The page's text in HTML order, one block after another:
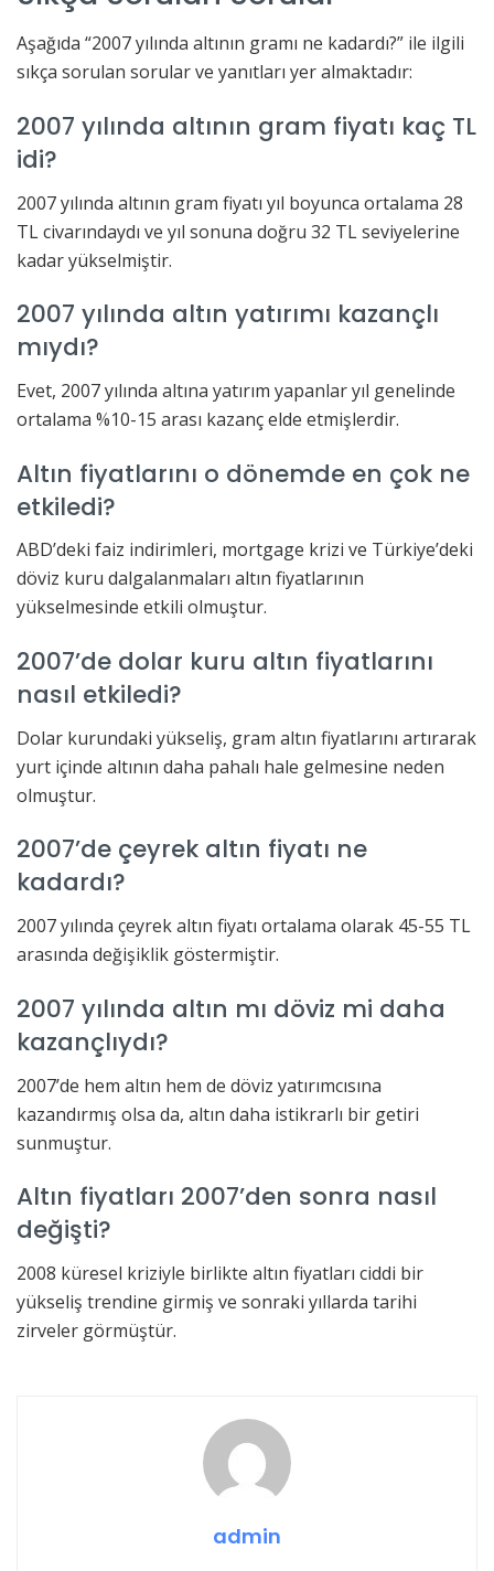
Aşağıda “2007 yılında altının gramı ne kadardı?” ile ilgili
sıkça sorulan sorular ve yanıtları yer almaktadır:
2007 yılında altının gram fiyatı kaç TL
idi?
2007 yılında altının gram fiyatı yıl boyunca ortalama 28
TL civarındaydı ve yıl sonuna doğru 32 TL seviyelerine
kadar yükselmiştir.
2007 yılında altın yatırımı kazançlı
mıydı?
Evet, 2007 yılında altına yatırım yapanlar yıl genelinde
ortalama %10-15 arası kazanç elde etmişlerdir.
Altın fiyatlarını o dönemde en çok ne
etkiledi?
ABD’deki faiz indirimleri, mortgage krizi ve Türkiye’deki
döviz kuru dalgalanmaları altın fiyatlarının
yükselmesinde etkili olmuştur.
2007’de dolar kuru altın fiyatlarını
nasıl etkiledi?
Dolar kurundaki yükseliş, gram altın fiyatlarını artırarak
yurt içinde altının daha pahalı hale gelmesine neden
olmuştur.
2007’de çeyrek altın fiyatı ne
kadardı?
2007 yılında çeyrek altın fiyatı ortalama olarak 45-55 TL
arasında değişiklik göstermiştir.
2007 yılında altın mı döviz mi daha
kazançlıydı?
2007’de hem altın hem de döviz yatırımcısına
kazandırmış olsa da, altın daha istikrarlı bir getiri
sunmuştur.
Altın fiyatları 2007’den sonra nasıl
değişti?
2008 küresel kriziyle birlikte altın fiyatları ciddi bir
yükseliş trendine girmiş ve sonraki yıllarda tarihi
zirveler görmüştür.
admin